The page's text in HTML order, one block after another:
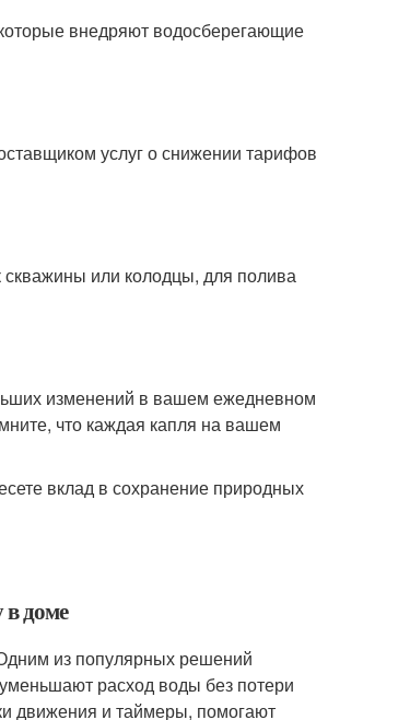
внедряют водосберегающие
услуг о снижении тарифов
скважины или колодцы, для полива
изменений в вашем ежедневном
что каждая капля на вашем
вклад в сохранение природных
доме
из популярных решений
расход воды без потери
движения и таймеры, помогают